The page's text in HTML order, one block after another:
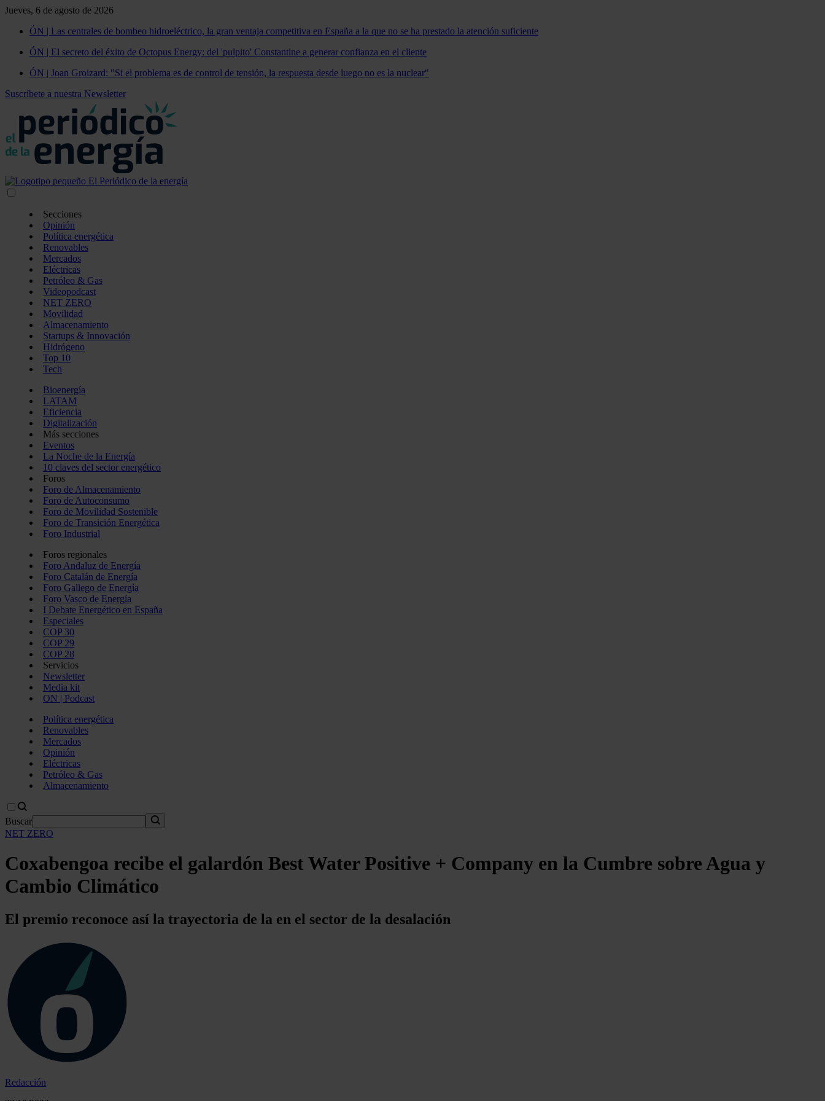
Jueves, 6 de agosto de 2026
ÓN | Las centrales de bombeo hidroeléctrico, la gran ventaja competitiva en España a la que no se ha prestado la atención suficiente
ÓN | El secreto del éxito de Octopus Energy: del 'pulpito' Constantine a generar confianza en el cliente
ÓN | Joan Groizard: "Si el problema es de control de tensión, la respuesta desde luego no es la nuclear"
Suscríbete a nuestra Newsletter
Secciones
Opinión
Política energética
Renovables
Mercados
Eléctricas
Petróleo & Gas
Videopodcast
NET ZERO
Movilidad
Almacenamiento
Startups & Innovación
Hidrógeno
Top 10
Tech
Bioenergía
LATAM
Eficiencia
Digitalización
Más secciones
Eventos
La Noche de la Energía
10 claves del sector energético
Foros
Foro de Almacenamiento
Foro de Autoconsumo
Foro de Movilidad Sostenible
Foro de Transición Energética
Foro Industrial
Foros regionales
Foro Andaluz de Energía
Foro Catalán de Energía
Foro Gallego de Energía
Foro Vasco de Energía
I Debate Energético en España
Especiales
COP 30
COP 29
COP 28
Servicios
Newsletter
Media kit
ON | Podcast
Política energética
Renovables
Mercados
Opinión
Eléctricas
Petróleo & Gas
Almacenamiento
Buscar
NET ZERO
Coxabengoa recibe el galardón Best Water Positive + Company en la Cumbre sobre Agua y
Cambio Climático
El premio reconoce así la trayectoria de la en el sector de la desalación
Redacción